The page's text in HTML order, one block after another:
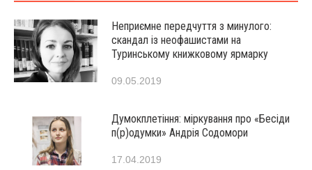
Неприємне передчуття з минулого:
скандал із неофашистами на
Туринському книжковому ярмарку
09.05.2019
Думокплетіння: міркування про «Бесіди
п(р)одумки» Андрія Содомори
17.04.2019